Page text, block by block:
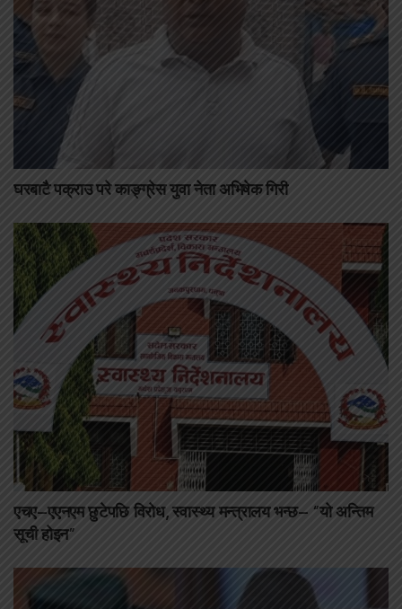
घरबाटै पक्राउ परे काङ्ग्रेस युवा नेता अभिषेक गिरी
एचए–एएनएम छुटेपछि विरोध, स्वास्थ्य मन्त्रालय भन्छ– “यो अन्तिम
सूची होइन”